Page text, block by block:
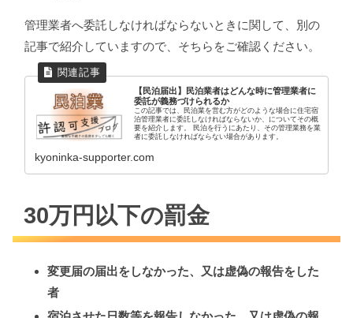
管理業者へ委託しなければならないときに関して、別の
記事で紹介していますので、そちらをご確認ください。
【民泊届出】民泊業者はどんな時に管理業者に
委託が義務づけられるか
この記事では、民泊業を営む方がどのような場合に住宅宿
泊管理業者に委託しなければならないか、についてその概
要を紹介します。 民泊を行うにあたり、その管理業務を業
者に委託しなければならない場合があります。
kyoninka-supporter.com
30万円以下の罰金
変更届の届出をしなかった、又は虚偽の報告をした
者